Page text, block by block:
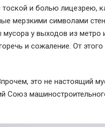
и болью лицезрею,
мерзкими символами
мусора у выходов из
и сожаление. От
это не настоящий
Союз